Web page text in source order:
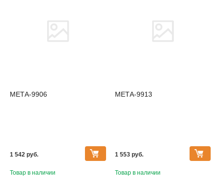
МЕТА-9906
1 542 pуб.
Товар в наличии
МЕТА-9913
1 553 pуб.
Товар в наличии